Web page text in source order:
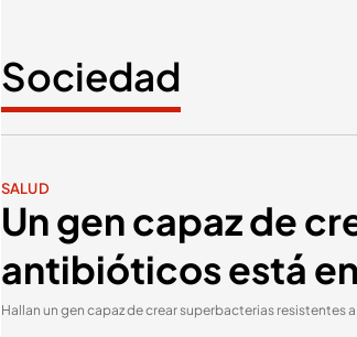
Sociedad
SALUD
Un gen capaz de
antibióticos está en
Hallan un gen capaz de crear superbacterias resistentes